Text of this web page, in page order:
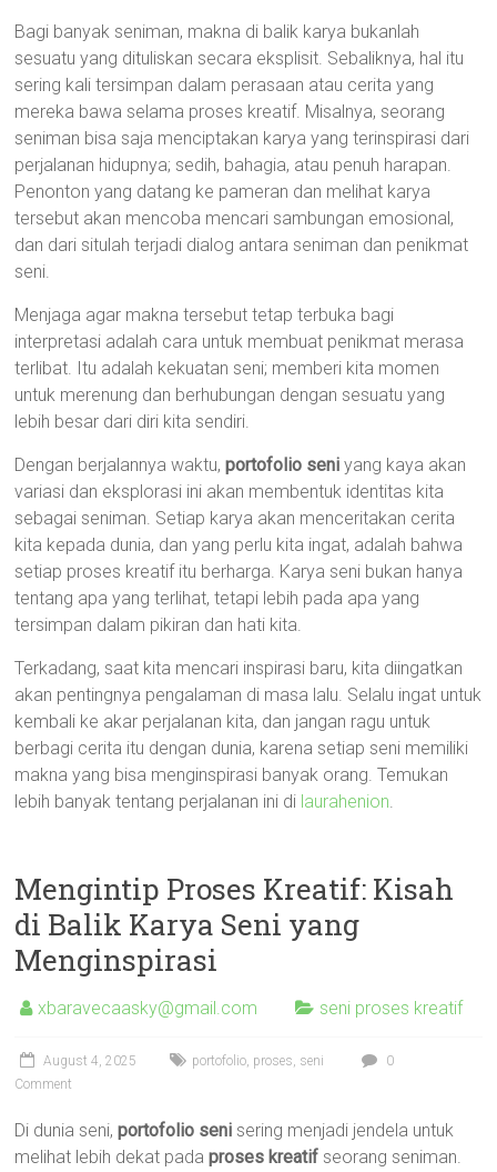
Bagi banyak seniman, makna di balik karya bukanlah
sesuatu yang dituliskan secara eksplisit. Sebaliknya, hal itu
sering kali tersimpan dalam perasaan atau cerita yang
mereka bawa selama proses kreatif. Misalnya, seorang
seniman bisa saja menciptakan karya yang terinspirasi dari
perjalanan hidupnya; sedih, bahagia, atau penuh harapan.
Penonton yang datang ke pameran dan melihat karya
tersebut akan mencoba mencari sambungan emosional,
dan dari situlah terjadi dialog antara seniman dan penikmat
seni.
Menjaga agar makna tersebut tetap terbuka bagi
interpretasi adalah cara untuk membuat penikmat merasa
terlibat. Itu adalah kekuatan seni; memberi kita momen
untuk merenung dan berhubungan dengan sesuatu yang
lebih besar dari diri kita sendiri.
Dengan berjalannya waktu,portofolio seni yang kaya akan
variasi dan eksplorasi ini akan membentuk identitas kita
sebagai seniman. Setiap karya akan menceritakan cerita
kita kepada dunia, dan yang perlu kita ingat, adalah bahwa
setiap proses kreatif itu berharga. Karya seni bukan hanya
tentang apa yang terlihat, tetapi lebih pada apa yang
tersimpan dalam pikiran dan hati kita.
Terkadang, saat kita mencari inspirasi baru, kita diingatkan
akan pentingnya pengalaman di masa lalu. Selalu ingat untuk
kembali ke akar perjalanan kita, dan jangan ragu untuk
berbagi cerita itu dengan dunia, karena setiap seni memiliki
makna yang bisa menginspirasi banyak orang. Temukan
lebih banyak tentang perjalanan ini di laurahenion.
Mengintip Proses Kreatif: Kisah
di Balik Karya Seni yang
Menginspirasi
xbaravecaasky@gmail.com seni proses kreatif
August 4, 2025 portofolio, proses, seni
0
Comment
Di dunia seni,portofolio seni sering menjadi jendela untuk
melihat lebih dekat padaproses kreatif seorang seniman.